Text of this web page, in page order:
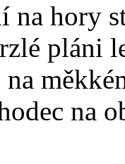
hory
pláni
na